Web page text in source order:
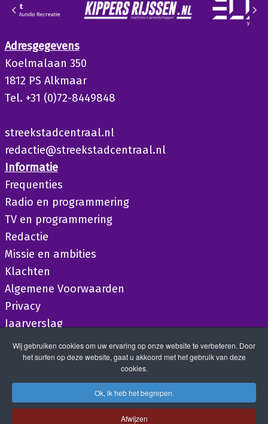
Adresgegevens
Koelmalaan 350
1812 PS Alkmaar
Tel. +31 (0)72-8449848
streekstadcentraal.nl
redactie@streekstadcentraal.nl
Informatie
Frequenties
Radio en programmering
TV en programmering
Redactie
Missie en ambities
Klachten
Algemene Voorwaarden
Privacy
Jaarverslag
Wij gebruiken cookies om uw ervaring op onze website te verbeteren. Door
het surfen op deze website, gaat u akkoord met het gebruik van deze
cookies.
Ok, ik heb het begrepen.
Afwijzen